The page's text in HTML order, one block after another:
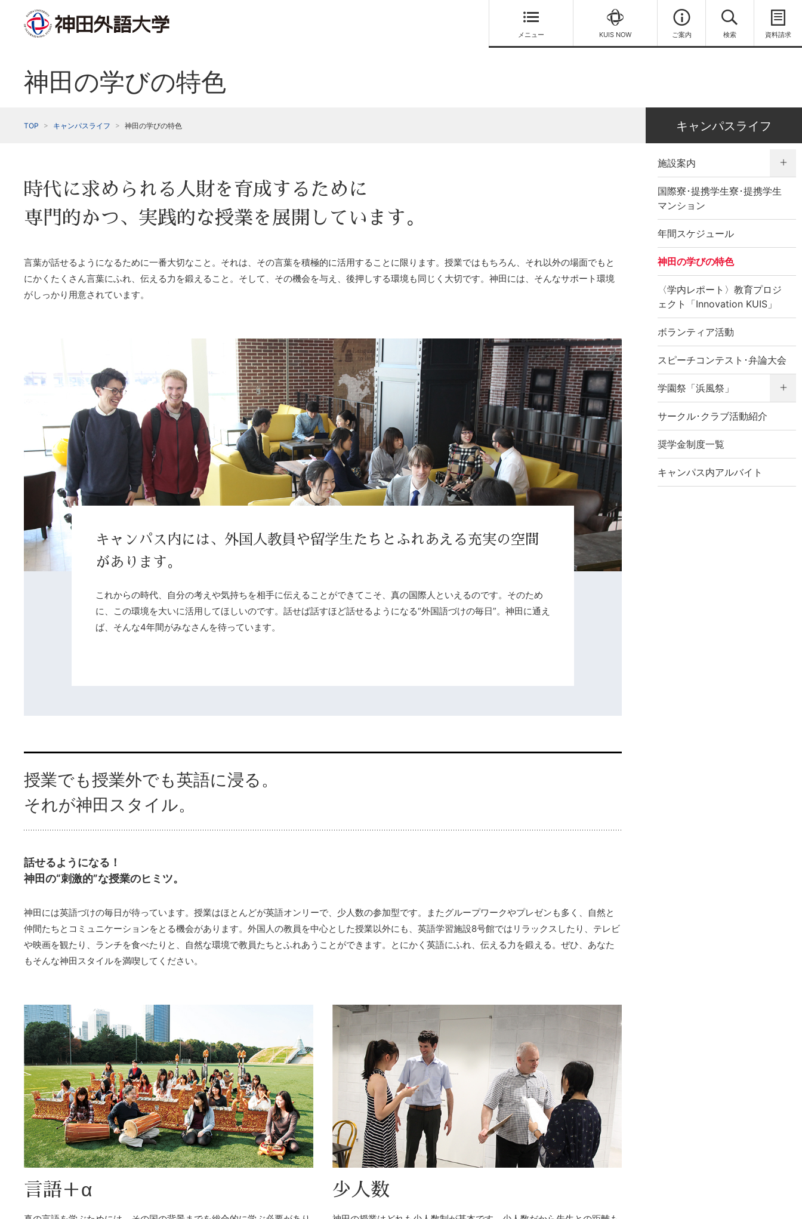
メニュー KUIS NOW ご案内 検索 資料請求
神田の学びの特色
TOP キャンパスライフ 神田の学びの特色
時代に求められる人財を育成するために
専門的かつ、実践的な授業を展開しています。
言葉が話せるようになるために一番大切なこと。それは、その言葉を積極的に活用することに限ります。授業ではもちろん、それ以外の場面でもと
にかくたくさん言葉にふれ、伝える力を鍛えること。そして、その機会を与え、後押しする環境も同じく大切です。神田には、そんなサポート環境
がしっかり用意されています。
キャンパス内には、外国人教員や留学生たちとふれあえる充実の空間
があります。
これからの時代、自分の考えや気持ちを相手に伝えることができてこそ、真の国際人といえるのです。そのため
に、この環境を大いに活用してほしいのです。話せば話すほど話せるようになる“外国語づけの毎日”。神田に通え
ば、そんな4年間がみなさんを待っています。
授業でも授業外でも英語に浸る。
それが神田スタイル。
話せるようになる！
神田の“刺激的”な授業のヒミツ。
神田には英語づけの毎日が待っています。授業はほとんどが英語オンリーで、少人数の参加型です。またグループワークやプレゼンも多く、自然と
仲間たちとコミュニケーションをとる機会があります。外国人の教員を中心とした授業以外にも、英語学習施設8号館ではリラックスしたり、テレビ
や映画を観たり、ランチを食べたりと、自然な環境で教員たちとふれあうことができます。とにかく英語にふれ、伝える力を鍛える。ぜひ、あなた
もそんな神田スタイルを満喫してください。
言語＋α 少人数
キャンパスライフ
施設案内
国際寮･提携学生寮･提携学生
マンション
年間スケジュール
神田の学びの特色
〈学内レポート〉教育プロジ
ェクト「Innovation KUIS」
ボランティア活動
スピーチコンテスト･弁論大会
学園祭「浜風祭」
サークル･クラブ活動紹介
奨学金制度一覧
キャンパス内アルバイト